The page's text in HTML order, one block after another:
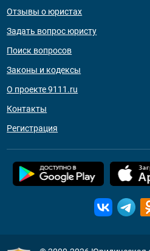
Отзывы о юристах
Задать вопрос юристу
Поиск вопросов
Законы и кодексы
О проекте 9111.ru
Контакты
Регистрация